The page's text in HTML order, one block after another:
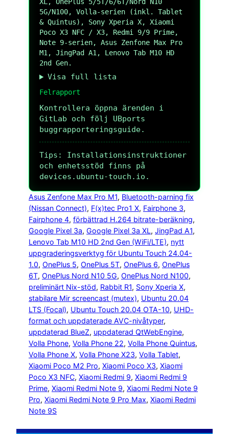
5G/N100, Volla-serien (inkl. Tablet
& Quintus), Sony Xperia X, Xiaomi
Poco X3 NFC / X3, Redmi 9/9 Prime,
Note 9-serien, Asus Zenfone Max Pro
M1, JingPad A1, Lenovo Tab M10 HD
2nd Gen.
Visa full lista
Felrapport
Kontrollera öppna ärenden i
GitLab och följ UBports
buggrapporteringsguide.
Tips: Installationsinstruktioner
och enhetsstöd finns på
devices.ubuntu-touch.io.
Asus Zenfone Max Pro M1, Bluetooth-parning fix
(Nissan Connect), F(x)tec Pro1 X, Fairphone 3
Fairphone 4, förbättrad H.264 bitrate-beräkning
Google Pixel 3a, Google Pixel 3a XL, JingPad A1
Lenovo Tab M10 HD 2nd Gen (WiFi/LTE), nytt
uppgraderingsverktyg för Ubuntu Touch 24.04-
1.0, OnePlus 5, OnePlus 5T, OnePlus 6, OnePlus
6T, OnePlus Nord N10 5G, OnePlus Nord N100
preliminärt Nix-stöd, Rabbit R1, Sony Xperia X
stabilare Mir screencast (mutex), Ubuntu 20.04
LTS (Focal), Ubuntu Touch 20.04 OTA-10, UHD-
format och uppdaterade AVC-nivåtyper
uppdaterad BlueZ, uppdaterad QtWebEngine
Volla Phone, Volla Phone 22, Volla Phone Quintus
Volla Phone X, Volla Phone X23, Volla Tablet
Xiaomi Poco M2 Pro, Xiaomi Poco X3, Xiaomi
Poco X3 NFC, Xiaomi Redmi 9, Xiaomi Redmi 9
Prime, Xiaomi Redmi Note 9, Xiaomi Redmi Note 9
Pro, Xiaomi Redmi Note 9 Pro Max, Xiaomi Redmi
Note 9S